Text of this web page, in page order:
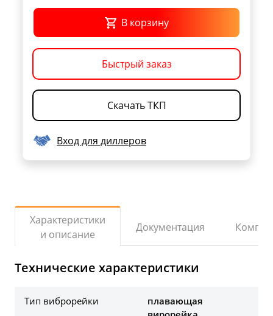
В корзину
Быстрый заказ
Скачать ТКП
Вход для диллеров
Характеристики
и описание
Документация
Технические характеристики
Тип виброрейки
плавающая